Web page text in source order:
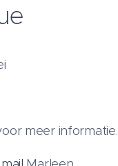
meer informatie.